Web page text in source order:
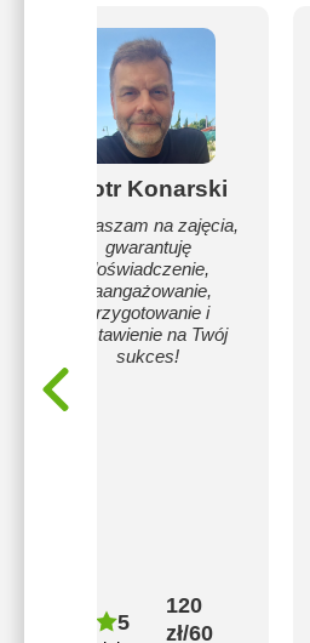
Piotr Konarski
Zapraszam na zajęcia,
gwarantuję
doświadczenie,
zaangażowanie,
przygotowanie i
nastawienie na Twój
sukces!
5
120
zł/60